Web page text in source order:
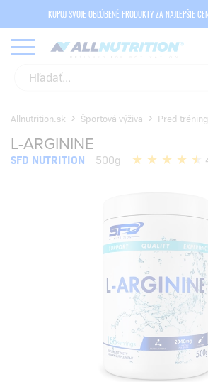
KUPUJ SVOJE OBĽÚBENÉ PRODUKTY ZA NAJLEPŠIE
Allnutrition.sk Športová výživa Pred
L-ARGININE
SFD NUTRITION 500g